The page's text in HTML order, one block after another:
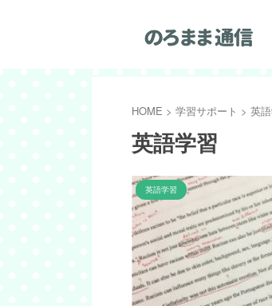
HOME > 学習サポート > 英
英語学習
英語学習